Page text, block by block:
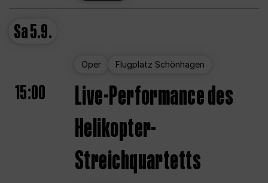
Sa5.9.
Oper Flugplatz Schönhagen
15:00
Live-Performance des
Helikopter-
Streichquartetts